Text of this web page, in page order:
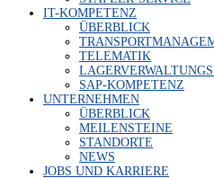
IT-KOM­PE­TENZ
ÜBER­BLICK
TELE­MA­TIK
SAP-KOM­PE­TENZ
UNTER­NEH­MEN
ÜBER­BLICK
MEI­LEN­STEI­NE
STAND­OR­TE
NEWS
JOBS UND KARRIERE